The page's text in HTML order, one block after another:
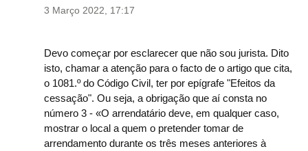
3 Março 2022, 17:17
Devo começar por esclarecer que não sou jurista. Dito
isto, chamar a atenção para o facto de o artigo que cita,
o 1081.º do Código Civil, ter por epígrafe "Efeitos da
cessação". Ou seja, a obrigação que aí consta no
número 3 - «O arrendatário deve, em qualquer caso,
mostrar o local a quem o pretender tomar de
arrendamento durante os três meses anteriores à